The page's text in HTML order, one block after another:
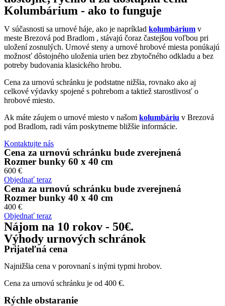
Kolumbárium - ako to funguje
V súčasnosti sa urnové háje, ako je napríklad kolumbárium v
meste Brezová pod Bradlom , stávajú čoraz častejšou voľbou pri
uložení zosnulých. Urnové steny a urnové hrobové miesta ponúkajú
možnosť dôstojného uloženia urien bez zbytočného odkladu a bez
potreby budovania klasického hrobu.
Cena za urnovú schránku je podstatne nižšia, rovnako ako aj
celkové výdavky spojené s pohrebom a taktiež starostlivosť o
hrobové miesto.
Ak máte záujem o urnové miesto v našom kolumbáriu v Brezová
pod Bradlom, radi vám poskytneme bližšie informácie.
Kontaktujte nás
Cena za urnovú schránku bude zverejnená
Rozmer bunky 60 x 40 cm
600 €
Objednať teraz
Cena za urnovú schránku bude zverejnená
Rozmer bunky 40 x 40 cm
400 €
Objednať teraz
Nájom na 10 rokov - 50€.
Výhody urnových schránok
Prijateľná cena
Najnižšia cena v porovnaní s inými typmi hrobov.
Cena za urnovú schránku je od 400 €.
Rýchle obstaranie